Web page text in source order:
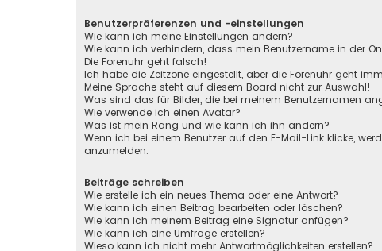
Benutzerpräferenzen und -einstellungen
Wie kann ich meine Einstellungen ändern?
Wie kann ich verhindern, dass mein Benutzername in der
Die Forenuhr geht falsch!
Ich habe die Zeitzone eingestellt, aber die Forenuhr geht
Meine Sprache steht auf diesem Board nicht zur Auswahl!
Was sind das für Bilder, die bei meinem Benutzernamen
Wie verwende ich einen Avatar?
Was ist mein Rang und wie kann ich ihn ändern?
Wenn ich bei einem Benutzer auf den E-Mail-Link klicke,
anzumelden.
Beiträge schreiben
Wie erstelle ich ein neues Thema oder eine Antwort?
Wie kann ich einen Beitrag bearbeiten oder löschen?
Wie kann ich meinem Beitrag eine Signatur anfügen?
Wie kann ich eine Umfrage erstellen?
Wieso kann ich nicht mehr Antwortmöglichkeiten erstellen?